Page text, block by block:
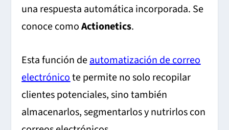
una respuesta automática incorporada. Se
conoce comoActionetics.
Esta función deautomatización de correo
electrónicote permite no solo recopilar
clientes potenciales, sino también
almacenarlos, segmentarlos y nutrirlos con